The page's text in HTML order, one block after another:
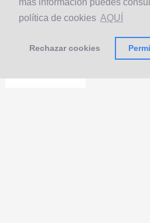
más información puedes
política de cookies AQUÍ
Rechazar cookies